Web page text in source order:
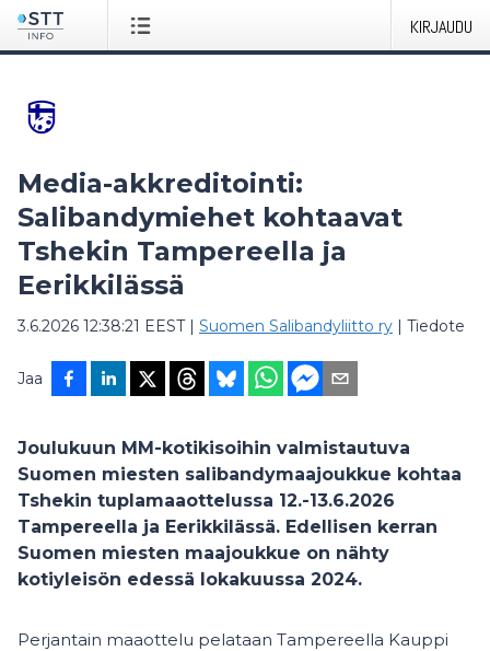
KIRJAUDU
Media-akkreditointi:
Salibandymiehet kohtaavat
Tshekin Tampereella ja
Eerikkilässä
3.6.2026 12:38:21 EEST| Suomen Salibandyliitto ry | Tiedote
Jaa
Joulukuun MM-kotikisoihin valmistautuva
Suomen miesten salibandymaajoukkue kohtaa
Tshekin tuplamaaottelussa 12.-13.6.2026
Tampereella ja Eerikkilässä. Edellisen kerran
Suomen miesten maajoukkue on nähty
kotiyleisön edessä lokakuussa 2024.
Perjantain maaottelu pelataan Tampereella Kauppi